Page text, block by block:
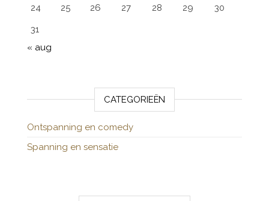
24
25 26 27 28 29
30
31
« aug
CATEGORIEËN
Ontspanning en comedy
Spanning en sensatie